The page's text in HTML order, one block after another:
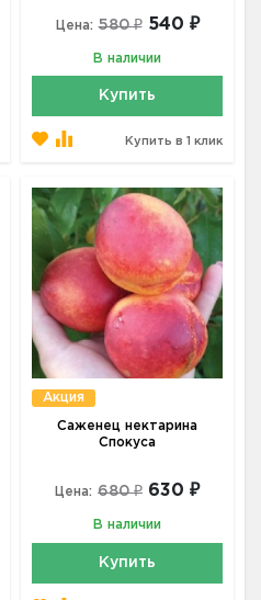
Цена: 580 ₽ 540 ₽
В наличии
Купить
Купить в 1 клик
Акция
Саженец нектарина
Спокуса
Цена: 680 ₽ 630 ₽
В наличии
Купить